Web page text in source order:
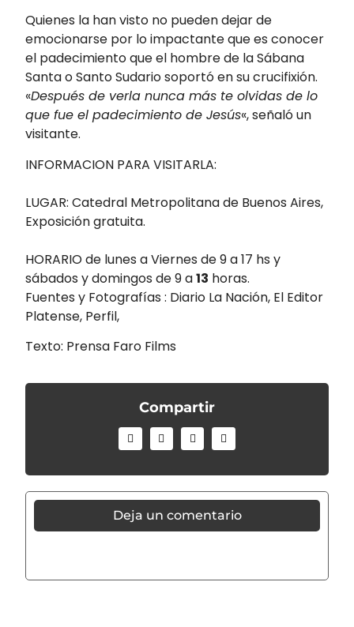
Quienes la han visto no pueden dejar de
emocionarse por lo impactante que es conocer
el padecimiento que el hombre de la Sábana
Santa o Santo Sudario soportó en su crucifixión.
«Después de verla nunca más te olvidas de lo
que fue el padecimiento de Jesús«, señaló un
visitante.
INFORMACION PARA VISITARLA:
LUGAR: Catedral Metropolitana de Buenos Aires,
Exposición gratuita.
HORARIO de lunes a Viernes de 9 a 17 hs y
sábados y domingos de 9 a13 horas.
Fuentes y Fotografías : Diario La Nación, El Editor
Platense, Perfil,
Texto: Prensa Faro Films
Compartir
Deja un comentario